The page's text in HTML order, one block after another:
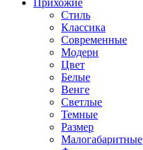
Прихожие
Стиль
Классика
Современные
Модерн
Цвет
Белые
Венге
Светлые
Темные
Размер
Малогабаритные